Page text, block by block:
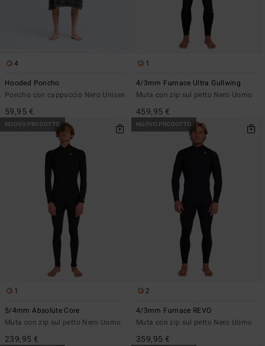
4
Hooded Poncho
Poncho con cappuccio Nero Unisex
59,95 €
1
4/3mm Furnace Ultra Gullwing
Muta con zip sul petto Nero Uomo
459,95 €
NUOVO PRODOTTO
1
5/4mm Absolute Core
Muta con zip sul petto Nero Uomo
239,95 €
NUOVO PRODOTTO
2
4/3mm Furnace REVO
Muta con zip sul petto Nero Uomo
359,95 €